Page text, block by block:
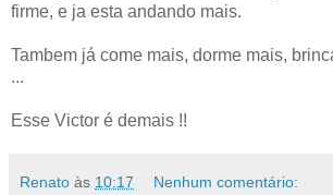
firme, e ja esta andando mais.
Tambem já come mais, dorme mais,
...
Esse Victor é demais !!
Renato às 10:17 Nenhum comentário: